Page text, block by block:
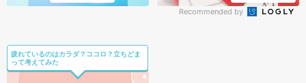
Recommended by
疲れているのはカラダ？ココロ？立ちどま
って考えてみた